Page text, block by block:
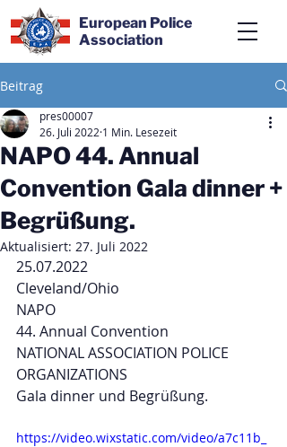
European Police
Association
Beitrag
NAPO 44. Annual
Convention Gala dinner +
Begrüßung.
pres00007
26. Juli 2022 1 Min. Lesezeit
Aktualisiert: 27. Juli 2022
25.07.2022
Cleveland/Ohio
NAPO
44. Annual Convention
NATIONAL ASSOCIATION POLICE
ORGANIZATIONS
Gala dinner und Begrüßung.
https://video.wixstatic.com/video/a7c11b_